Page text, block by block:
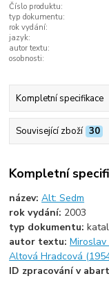
Číslo produktu:
typ dokumentu:
rok vydání:
jazyk:
autor textu:
osobnosti:
Kompletní specifikace
Související zboží 30
Kompletní
název:Alt: Sedm
rok vydání: 2003
typ dokumentu:
autor textu:Miroslav
Altová Hradcová
ID zpracování v